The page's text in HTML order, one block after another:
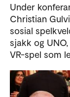
Under
Christian
sosial
sjakk og
VR-spel som